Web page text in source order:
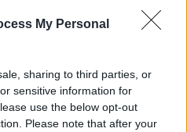
My Personal
sharing to third parties, or
sensitive information for
use the below opt-out
Please note that after your
catalogo RM -
ad ogni